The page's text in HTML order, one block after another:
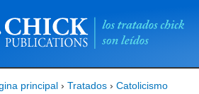
principal › Tratados › Catolicismo